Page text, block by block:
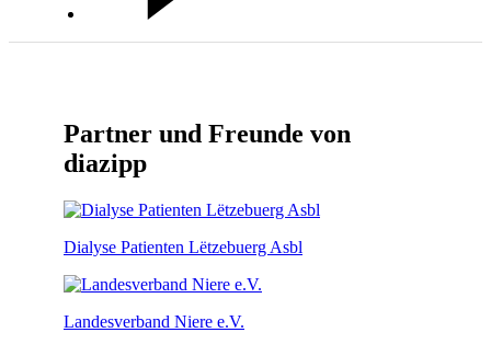
Partner und Freunde von
diazipp
Dialyse Patienten Lëtzebuerg Asbl
Landesverband Niere e.V.